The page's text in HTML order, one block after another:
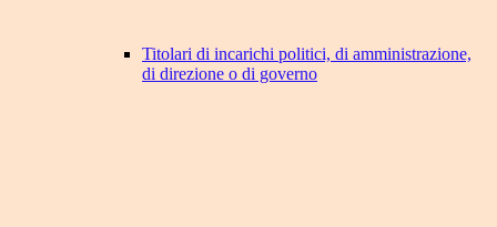
Titolari di incarichi politici, di amministrazione,
di direzione o di governo